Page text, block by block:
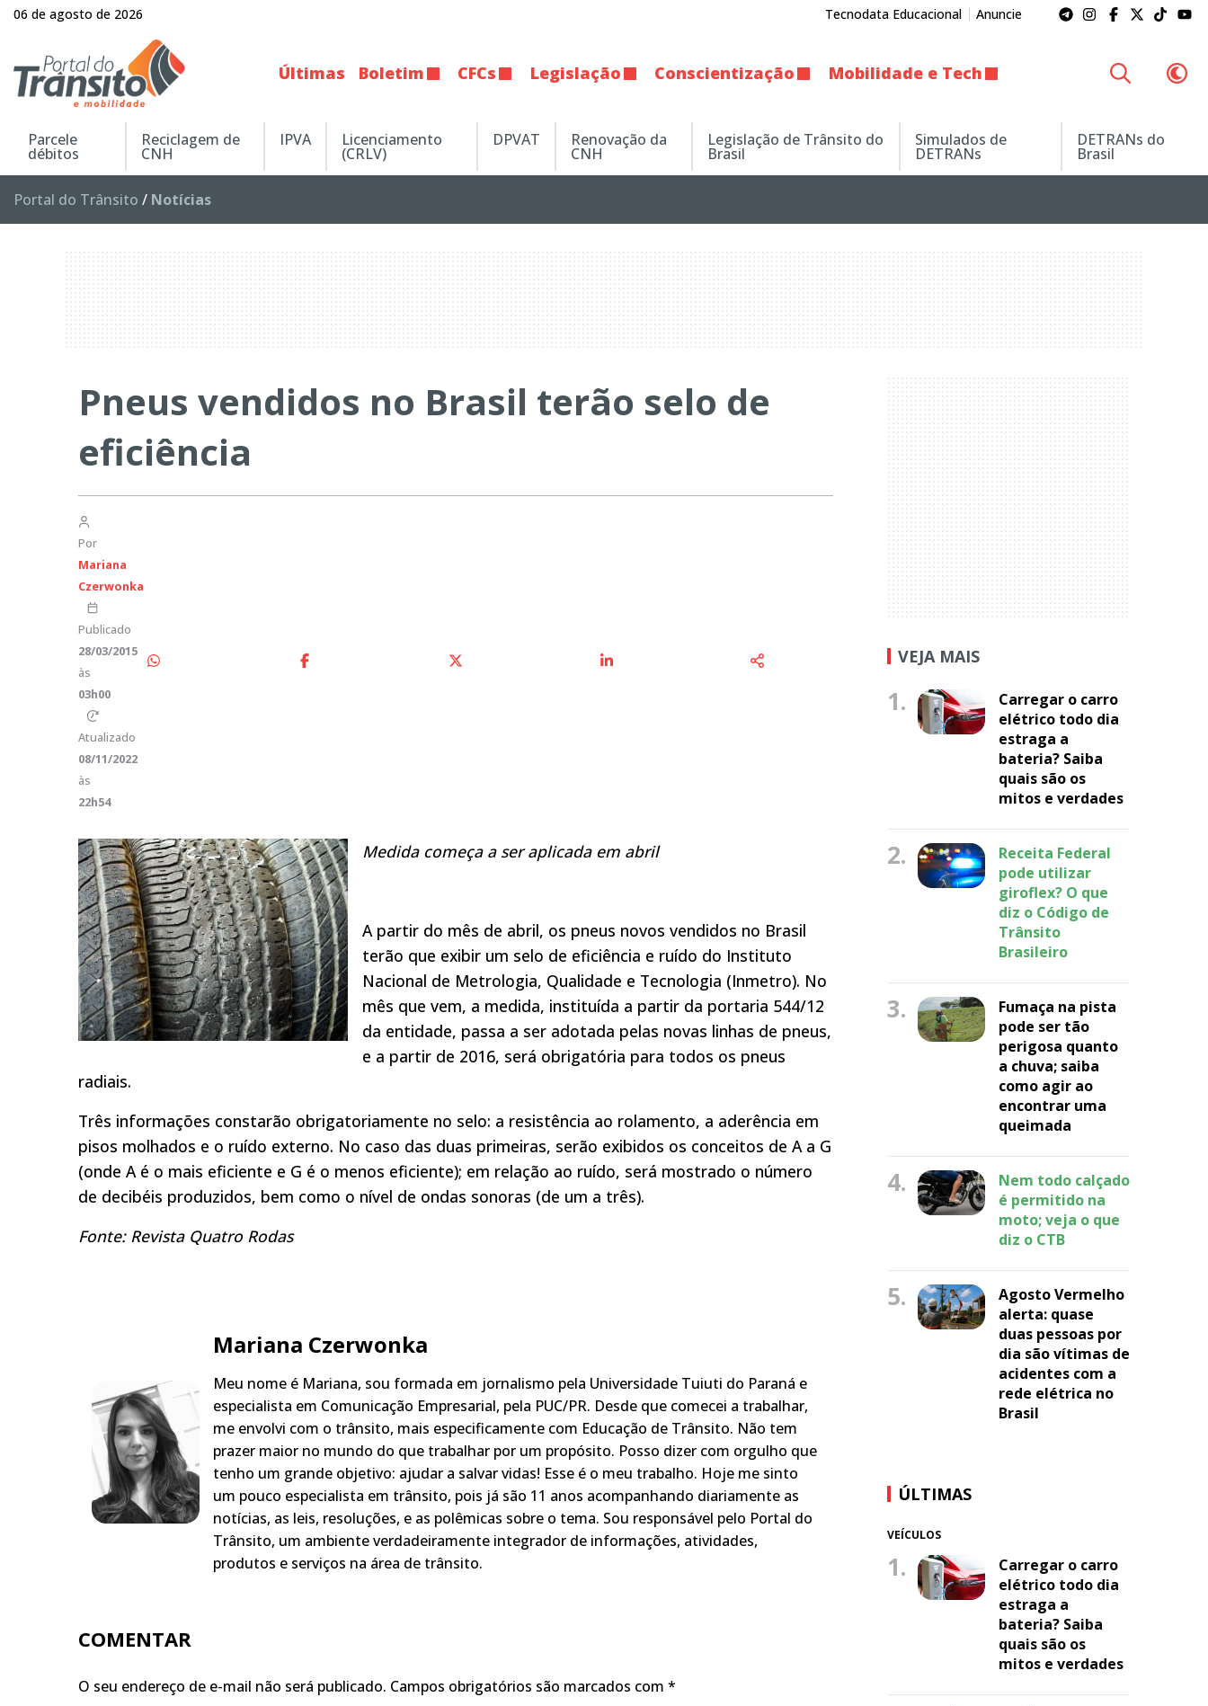
06 de agosto de 2026 Tecnodata Educacional Anuncie
Últimas Boletim CFCs Legislação Conscientização Mobilidade e Tech
Parcele
débitos
Reciclagem de
CNH
IPVA Licenciamento
(CRLV)
DPVAT Renovação da
CNH
Legislação de Trânsito do
Brasil
Simulados de
DETRANs
DETRANs do
Brasil
Portal do Trânsito / Notícias
Pneus vendidos no Brasil terão selo de
eficiência
Por
Mariana
Czerwonka
Publicado
28/03/2015
às
03h00
Atualizado
08/11/2022
às
22h54
Medida começa a ser aplicada em abril
A partir do mês de abril, os pneus novos vendidos no Brasil
terão que exibir um selo de eficiência e ruído do Instituto
Nacional de Metrologia, Qualidade e Tecnologia (Inmetro). No
mês que vem, a medida, instituída a partir da portaria 544/12
da entidade, passa a ser adotada pelas novas linhas de pneus,
e a partir de 2016, será obrigatória para todos os pneus
radiais.
Três informações constarão obrigatoriamente no selo: a resistência ao rolamento, a aderência em
pisos molhados e o ruído externo. No caso das duas primeiras, serão exibidos os conceitos de A a G
(onde A é o mais eficiente e G é o menos eficiente); em relação ao ruído, será mostrado o número
de decibéis produzidos, bem como o nível de ondas sonoras (de um a três).
Fonte: Revista Quatro Rodas
Mariana Czerwonka
Meu nome é Mariana, sou formada em jornalismo pela Universidade Tuiuti do Paraná e
especialista em Comunicação Empresarial, pela PUC/PR. Desde que comecei a trabalhar,
me envolvi com o trânsito, mais especificamente com Educação de Trânsito. Não tem
prazer maior no mundo do que trabalhar por um propósito. Posso dizer com orgulho que
tenho um grande objetivo: ajudar a salvar vidas! Esse é o meu trabalho. Hoje me sinto
um pouco especialista em trânsito, pois já são 11 anos acompanhando diariamente as
notícias, as leis, resoluções, e as polêmicas sobre o tema. Sou responsável pelo Portal do
Trânsito, um ambiente verdadeiramente integrador de informações, atividades,
produtos e serviços na área de trânsito.
COMENTAR
O seu endereço de e-mail não será publicado. Campos obrigatórios são marcados com *
VEJA MAIS
1.
Carregar o carro
elétrico todo dia
estraga a
bateria? Saiba
quais são os
mitos e verdades
2.
Receita Federal
pode utilizar
giroflex? O que
diz o Código de
Trânsito
Brasileiro
3.
Fumaça na pista
pode ser tão
perigosa quanto
a chuva; saiba
como agir ao
encontrar uma
queimada
4.
Nem todo calçado
é permitido na
moto; veja o que
diz o CTB
5.
Agosto Vermelho
alerta: quase
duas pessoas por
dia são vítimas de
acidentes com a
rede elétrica no
Brasil
ÚLTIMAS
VEÍCULOS
1.
Carregar o carro
elétrico todo dia
estraga a
bateria? Saiba
quais são os
mitos e verdades